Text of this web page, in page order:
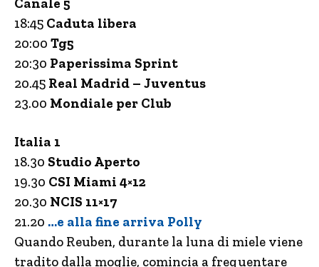
18:45 Caduta libera
20:00 Tg5
20:30 Paperissima Sprint
20.45 Real Madrid – Juventus
23.00 Mondiale per Club
Italia 1
18.30 Studio Aperto
19.30 CSI Miami 4×12
20.30 NCIS 11×17
21.20 …e alla fine arriva Polly
Quando Reuben, durante la luna di miele viene
tradito dalla moglie, comincia a frequentare